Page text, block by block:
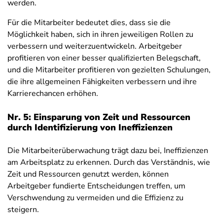
werden.
Für die Mitarbeiter bedeutet dies, dass sie die
Möglichkeit haben, sich in ihren jeweiligen Rollen zu
verbessern und weiterzuentwickeln. Arbeitgeber
profitieren von einer besser qualifizierten Belegschaft,
und die Mitarbeiter profitieren von gezielten Schulungen,
die ihre allgemeinen Fähigkeiten verbessern und ihre
Karrierechancen erhöhen.
Nr. 5: Einsparung von Zeit und Ressourcen
durch Identifizierung von Ineffizienzen
Die Mitarbeiterüberwachung trägt dazu bei, Ineffizienzen
am Arbeitsplatz zu erkennen. Durch das Verständnis, wie
Zeit und Ressourcen genutzt werden, können
Arbeitgeber fundierte Entscheidungen treffen, um
Verschwendung zu vermeiden und die Effizienz zu
steigern.